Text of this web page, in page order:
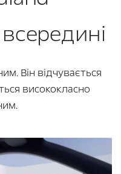
Він відчувається
висококласно